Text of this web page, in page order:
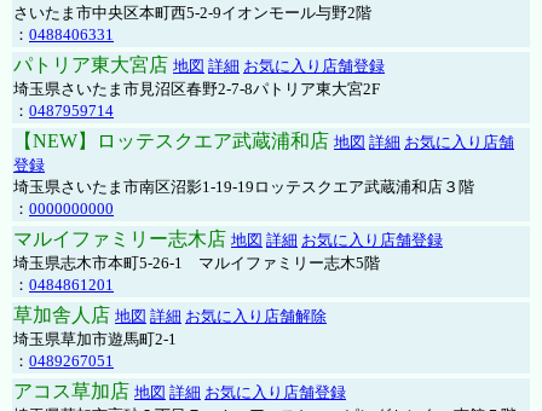
さいたま市中央区本町西5-2-9イオンモール与野2階
： 0488406331
パトリア東大宮店 地図 詳細 お気に入り店舗登録
埼玉県さいたま市見沼区春野2-7-8パトリア東大宮2F
： 0487959714
【NEW】ロッテスクエア武蔵浦和店 地図 詳細 お気に入り店舗
登録
埼玉県さいたま市南区沼影1-19-19ロッテスクエア武蔵浦和店３階
： 0000000000
マルイファミリー志木店 地図 詳細 お気に入り店舗登録
埼玉県志木市本町5-26-1 マルイファミリー志木5階
： 0484861201
草加舎人店 地図 詳細 お気に入り店舗解除
埼玉県草加市遊馬町2-1
： 0489267051
アコス草加店 地図 詳細 お気に入り店舗登録